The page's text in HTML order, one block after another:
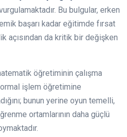
Bu bulgular, erken
başarı kadar eğitimde fırsat
açısından da kritik bir değişken
öğretiminin çalışma
işlem öğretimine
bunun yerine oyun temelli,
ortamlarının daha güçlü